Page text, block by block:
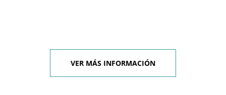
VER MÁS INFORMACIÓN